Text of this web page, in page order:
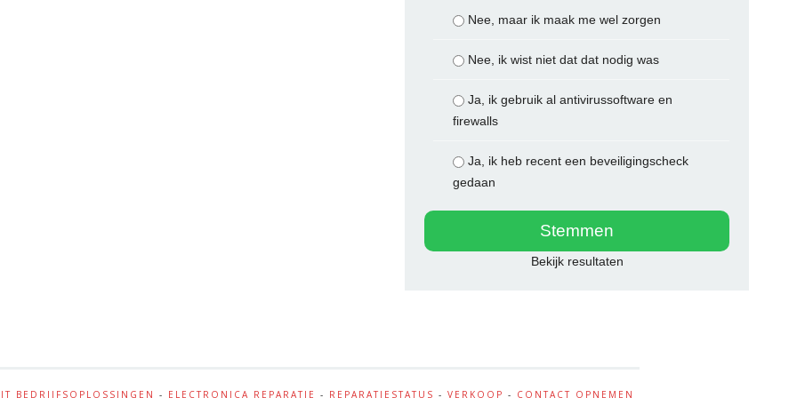
Nee, maar ik maak me wel zorgen
Nee, ik wist niet dat dat nodig was
Ja, ik gebruik al antivirussoftware en
firewalls
Ja, ik heb recent een beveiligingscheck
gedaan
Bekijk resultaten
IT BEDRIJFSOPLOSSINGEN - ELECTRONICA REPARATIE - REPARATIESTATUS - VERKOOP - CONTACT OPNEMEN